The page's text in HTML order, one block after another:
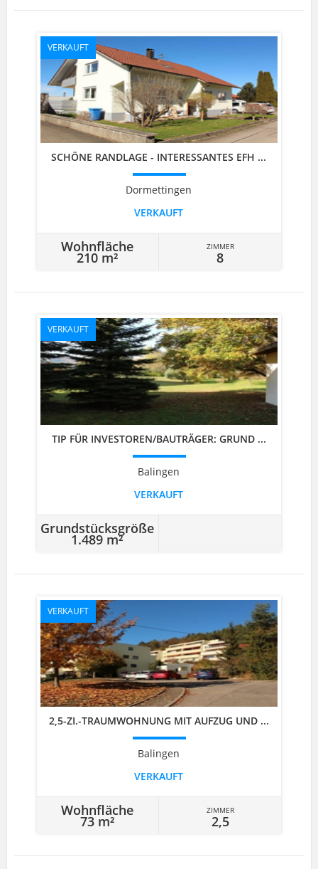
VERKAUFT
SCHÖNE RANDLAGE - INTERESSANTES EFH ...
Dormettingen
VERKAUFT
Wohnfläche
210 m²
ZIMMER
8
VERKAUFT
TIP FÜR INVESTOREN/BAUTRÄGER: GRUND ...
Balingen
VERKAUFT
Grundstücksgröße
1.489 m²
VERKAUFT
2,5-ZI.-TRAUMWOHNUNG MIT AUFZUG UND ...
Balingen
VERKAUFT
Wohnfläche
73 m²
ZIMMER
2,5